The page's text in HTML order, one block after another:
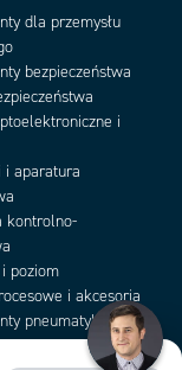
dla przemysłu
bezpieczeństwa
i
i aparatura
kontrolno-
i poziom
i akcesoria
pneumatyki i